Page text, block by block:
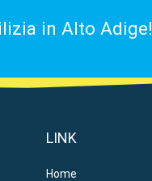
in Alto Adige!
LINK
Home